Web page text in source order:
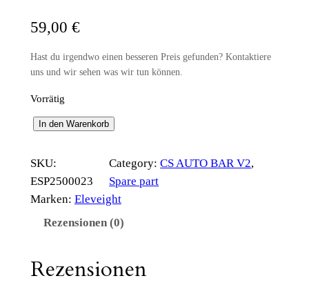
59,00 €
Hast du irgendwo einen besseren Preis gefunden? Kontaktiere
uns und wir sehen was wir tun können.
Vorrätig
A
U
T
S
In den Warenkorb
SKU:
ESP2500023
Category:CS AUTO BAR V2
Spare part
Marken: Eleveight
Rezensionen (0)
Rezensionen